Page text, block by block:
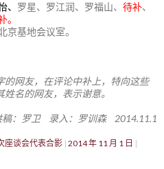
、 罗星、罗江润、罗福山、 待补、
。
京基地会议室。
的网友，在评论中补上，特向这些
名的网友，表示谢意。
稿：罗卫 录入：罗训森 2014.11.1
座谈会代表合影 2014 年 11 月 1 日